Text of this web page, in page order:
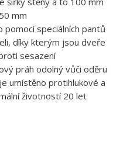
mm
speciálních pantů
díky kterým jsou dveře
sesazení
práh odolný vůči oděru
umístěno protihlukové a
životností 20 let